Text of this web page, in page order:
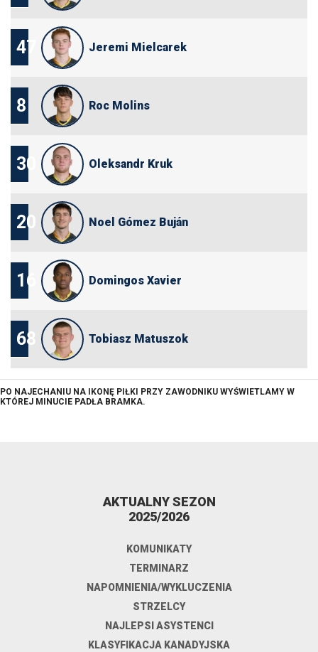
47 Jeremi Mielcarek
8 Roc Molins
30 Oleksandr Kruk
20 Noel Gómez Buján
16 Domingos Xavier
68 Tobiasz Matuszok
PO NAJECHANIU NA IKONĘ PIŁKI PRZY ZAWODNIKU WYŚWIETLAMY W
KTÓREJ MINUCIE PADŁA BRAMKA.
AKTUALNY SEZON
2025/2026
KOMUNIKATY
TERMINARZ
NAPOMNIENIA/WYKLUCZENIA
STRZELCY
NAJLEPSI ASYSTENCI
KLASYFIKACJA KANADYJSKA